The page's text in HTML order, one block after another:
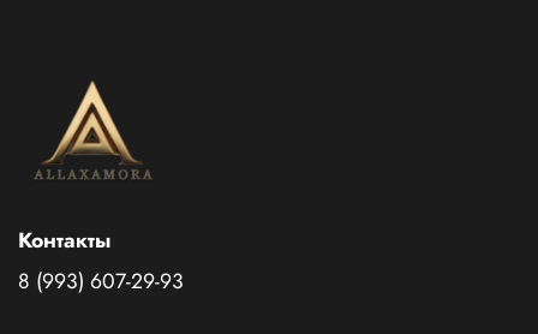
Контакты
8 (993) 607-29-93